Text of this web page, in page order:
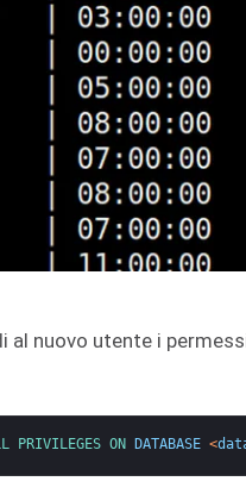
al nuovo utente i
PRIVILEGES ON DATABASE <